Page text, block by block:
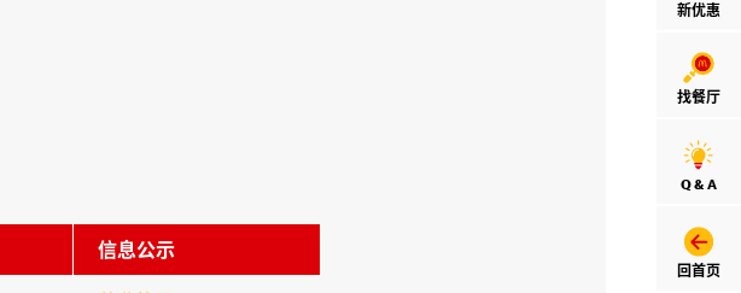
新优惠
找餐厅
Q & A
回首页
信息公示